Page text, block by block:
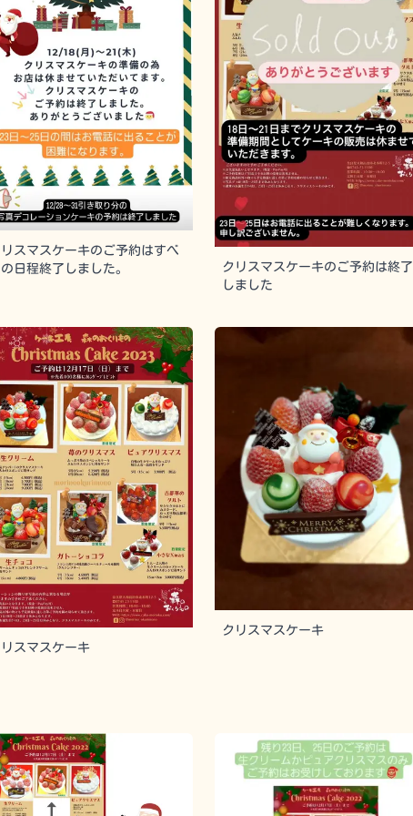
スマスケーキのご予約はすべ
日程終了しました。
クリスマスケーキのご予約は終了
しました
スマスケーキ
クリスマスケーキ